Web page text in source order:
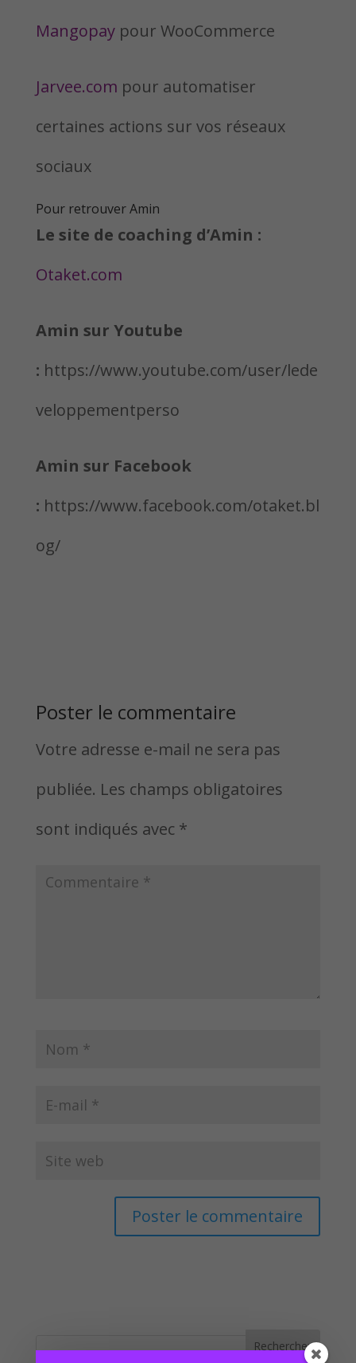
Mangopaypour WooCommerce
Jarvee.com pour automatiser
certaines actions sur vos réseaux
sociaux
Pour retrouver Amin
Le site de coaching d’Amin :
Otaket.com
Amin sur Youtube
: https://www.youtube.com/user/lede
veloppementperso
Amin sur Facebook
: https://www.facebook.com/otaket.bl
og/
Poster le commentaire
Votre adresse e-mail ne sera pas
publiée. Les champs obligatoires
sont indiqués avec *